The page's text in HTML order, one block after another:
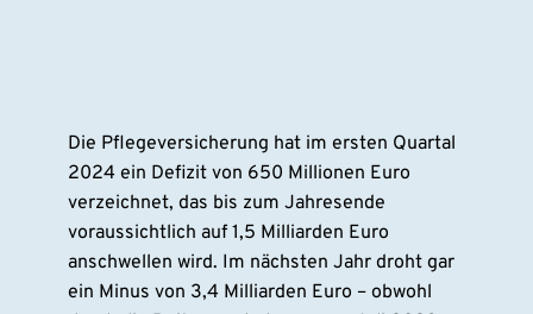
Die Pflegeversicherung hat im ersten Quartal
2024 ein Defizit von 650 Millionen Euro
verzeichnet, das bis zum Jahresende
voraussichtlich auf 1,5 Milliarden Euro
anschwellen wird. Im nächsten Jahr droht gar
ein Minus von 3,4 Milliarden Euro – obwohl